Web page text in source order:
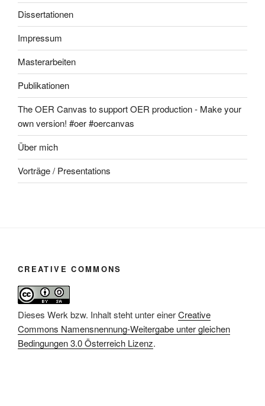
Dissertationen
Impressum
Masterarbeiten
Publikationen
The OER Canvas to support OER production - Make your
own version! #oer #oercanvas
Über mich
Vorträge / Presentations
CREATIVE COMMONS
Dieses Werk bzw. Inhalt steht unter einerCreative
Commons Namensnennung-Weitergabe unter gleichen
Bedingungen 3.0 Österreich Lizenz.